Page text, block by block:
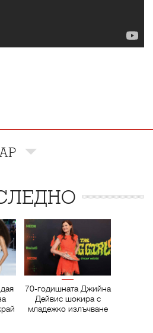
70-годишната Джийна
Дейвис шокира с
младежко излъчване